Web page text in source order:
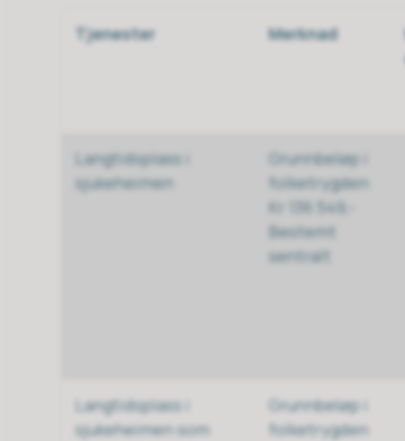
Tjenester Merknad
Langtidsplass i
sjukeheimen
Grunnbeløp i
folketrygden
Kr 136 549,-
Bestemt
sentralt
Langtidsplass i
sjukeheimen som
Grunnbeløp i
folketrygden